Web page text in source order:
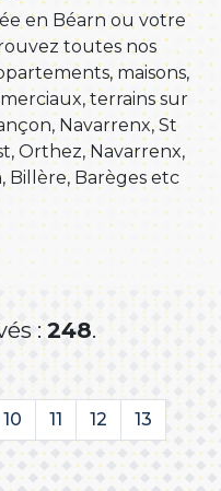
en Béarn ou votre
toutes nos
maisons,
terrains sur
Navarrenx, St
Orthez, Navarrenx,
Billère, Barèges etc
:248.
10 11 12
13